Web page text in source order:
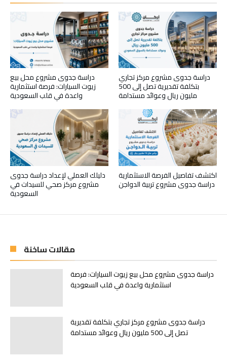
دراسة جدوى مشروع محل بيع
زيوت السيارات: فرصة استثمارية
واعدة في قلب السعودية
دراسة جدوى مشروع مركز تجاري
بتكلفة تقديرية تصل إلى 500
مليون ريال وعوائد مستدامة
دليلك العملي لإعداد دراسة جدوى
مشروع مركز صحي للسيدات في
السعودية
اكتشف تفاصيل الفرصة الاستثمارية
دراسة جدوى مشروع تربية الدواجن
مقالات ساخنة
دراسة جدوى مشروع محل بيع زيوت السيارات: فرصة
استثمارية واعدة في قلب السعودية
دراسة جدوى مشروع مركز تجاري بتكلفة تقديرية
تصل إلى 500 مليون ريال وعوائد مستدامة